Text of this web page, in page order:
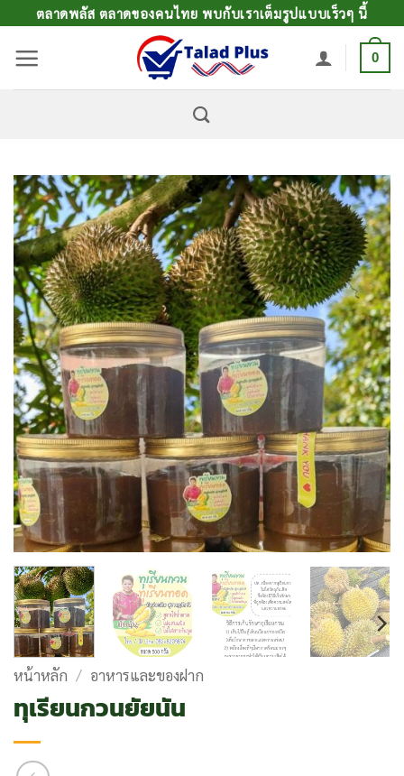
ยัง
เนื้อหา
ตลาดพลัส ตลาดของคนไทย พบกับเราเต็มรูปแบบเร็วๆ นี้
0
หน้าหลัก / อาหารและของฝาก
ทุเรียนกวนยัยนัน